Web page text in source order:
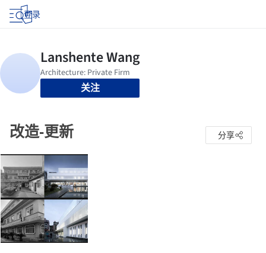
登录
关注
改造-更新 分享